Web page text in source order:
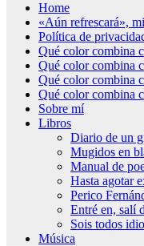
Home
«Aún refrescará»,
Política de
Qué color combina
Qué color combina
Qué color combina
Qué color combina
Sobre mí
Libros
Diario de un
Mugidos en
Manual de
Hasta agotar
Perico
Entré en, salí
Sois todos
Música